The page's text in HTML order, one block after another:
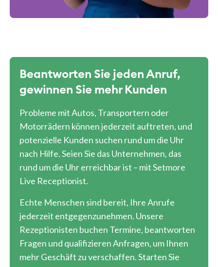
Beantworten Sie jeden Anruf,
gewinnen Sie mehr Kunden
Probleme mit Autos, Transportern oder
Motorrädern können jederzeit auftreten, und
potenzielle Kunden suchen rund um die Uhr
nach Hilfe. Seien Sie das Unternehmen, das
rund um die Uhr erreichbar ist – mit Setmore
Live Receptionist.
Echte Menschen sind bereit, Ihre Anrufe
jederzeit entgegenzunehmen. Unsere
Rezeptionisten buchen Termine, beantworten
Fragen und qualifizieren Anfragen, um Ihnen
mehr Geschäft zu verschaffen. Starten Sie